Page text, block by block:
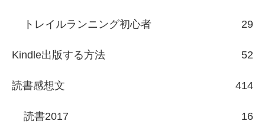
トレイルランニング初心者 29
Kindle出版する方法 52
読書感想文 414
読書2017 16